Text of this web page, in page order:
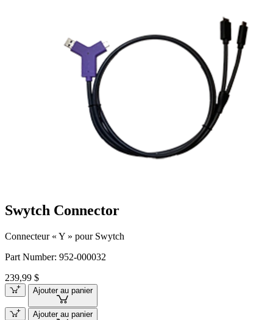
Swytch Connector
Connecteur « Y » pour Swytch
Part Number: 952-000032
239,99 $
Ajouter au panier
Ajouter au panier